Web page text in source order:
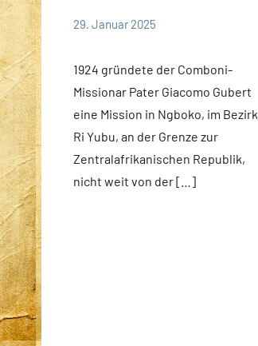
29. Januar 2025
1924 gründete der Comboni-
Missionar Pater Giacomo Gubert
eine Mission in Ngboko, im Bezirk
Ri Yubu, an der Grenze zur
Zentralafrikanischen Republik,
nicht weit von der […]